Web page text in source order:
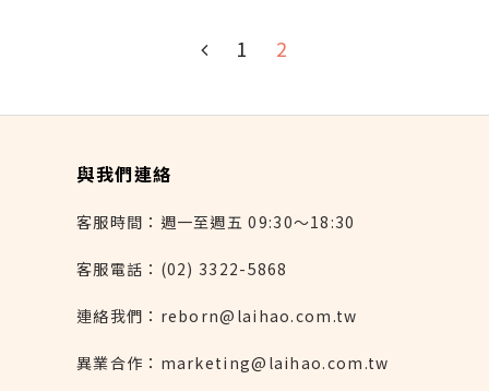
1 2
與我們連絡
客服時間：週一至週五 09:30～18:30
客服電話：(02) 3322-5868
連絡我們：reborn@laihao.com.tw
異業合作：marketing@laihao.com.tw